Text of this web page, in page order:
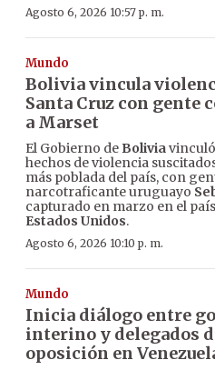
Agosto 6, 2026 10:57 p. m.
Mundo
Bolivia vincula
Santa Cruz con gente
a Marset
El Gobierno de Bolivia
hechos de violencia
más poblada del país, con
narcotraficante uruguayo
capturado en marzo en el
Estados Unidos.
Agosto 6, 2026 10:10 p. m.
Mundo
Inicia diálogo entre
interino y delegados
oposición en